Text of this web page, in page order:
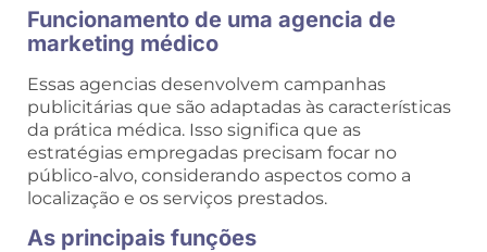
Funcionamento de uma agencia de
marketing médico
Essas agencias desenvolvem campanhas
publicitárias que são adaptadas às características
da prática médica. Isso significa que as
estratégias empregadas precisam focar no
público-alvo, considerando aspectos como a
localização e os serviços prestados.
As principais funções